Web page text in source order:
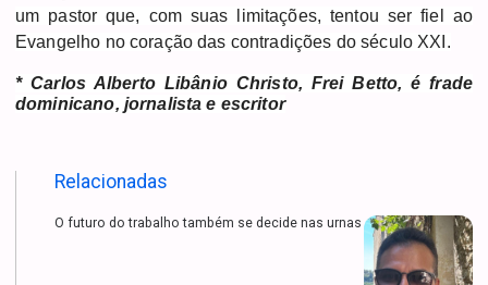
um pastor que, com suas limitações, tentou ser fiel ao
Evangelho no coração das contradições do século XXI.
* Carlos Alberto Libânio Christo, Frei Betto, é frade
dominicano, jornalista e escritor
Relacionadas
O futuro do trabalho também se decide nas urnas